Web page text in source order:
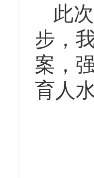
此
步，
案，
育人